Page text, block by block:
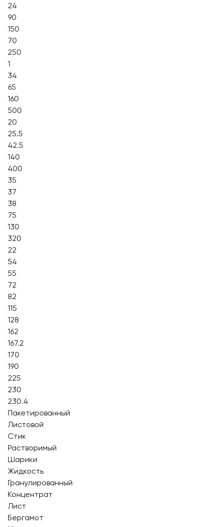
24
90
150
70
250
1
34
65
160
500
20
25.5
42.5
140
400
35
37
38
75
130
320
22
54
55
72
82
115
128
162
167.2
170
190
225
230
230.4
Пакетированный
Листовой
Стик
Растворимый
Шарики
Жидкость
Гранулированный
Концентрат
Лист
Бергамот